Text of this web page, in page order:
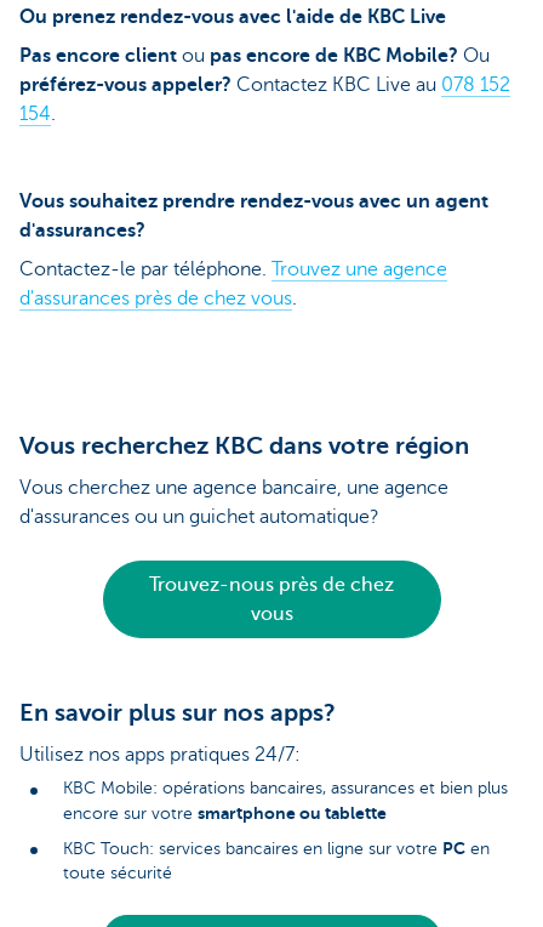
Ou prenez rendez-vous avec l'aide de KBC Live
Pas encore client ou pas encore de KBC Mobile? Ou
préférez-vous appeler? Contactez KBC Live au 078 152
154.
Vous souhaitez prendre rendez-vous avec un agent
d'assurances?
Contactez-le par téléphone. Trouvez une agence
d'assurances près de chez vous.
Vous recherchez KBC dans votre région
Vous cherchez une agence bancaire, une agence
d'assurances ou un guichet automatique?
Trouvez-nous près de chez
vous
En savoir plus sur nos apps?
Utilisez nos apps pratiques 24/7:
KBC Mobile: opérations bancaires, assurances et bien plus
encore sur votre smartphone ou tablette
KBC Touch: services bancaires en ligne sur votre PC en
toute sécurité